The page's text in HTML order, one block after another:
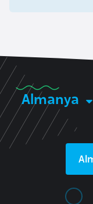
Almanya
a
F
a
s